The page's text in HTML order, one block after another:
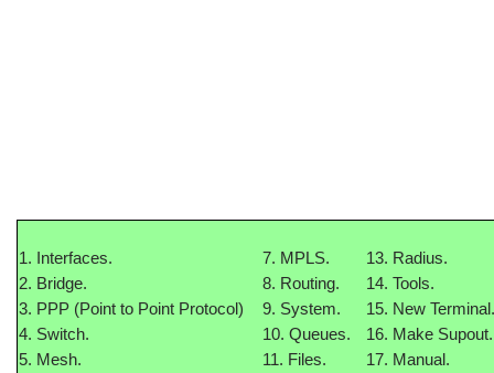
1. Interfaces. 7. MPLS.
13. Radius.
2. Bridge.
8. Routing.
14. Tools.
3. PPP (Point to Point Protocol)
9. System.
15. New
4. Switch.
10. Queues.
16. Make
5. Mesh.
11. Files.
17. Manual.